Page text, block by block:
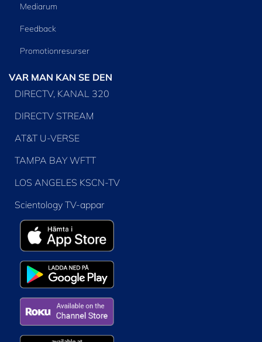
Mediarum
Feedback
Promotionresurser
VAR MAN KAN SE DEN
DIRECTV, KANAL 320
DIRECTV STREAM
AT&T U-VERSE
TAMPA BAY WFTT
LOS ANGELES KSCN-TV
Scientology TV-appar